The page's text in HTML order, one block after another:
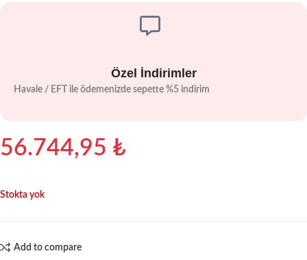
Özel İndirimler
Havale / EFT ile ödemenizde sepette %5 indirim
56.744,95 ₺
Stokta yok
Add to compare